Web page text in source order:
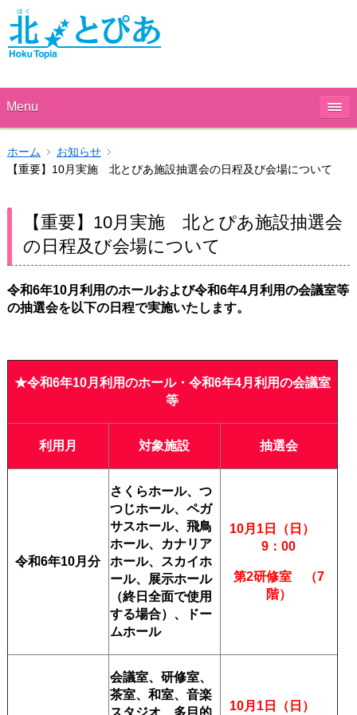
Menu
ホーム
お知らせ
【重要】10月実施 北とぴあ施設抽選会の日程及び会場について
【重要】10月実施 北とぴあ施設抽選会
の日程及び会場について
令和6年10月利用のホールおよび令和6年4月利用の会議室等
の抽選会を以下の日程で実施いたします。
★令和6年10月利用のホール・令和6年4月利用の会議室
等
利用月 対象施設 抽選会
令和6年10月分
さくらホール、つ
つじホール、ペガ
サスホール、飛鳥
ホール、カナリア
ホール、スカイホ
ール、展示ホール
（終日全面で使用
する場合）、ドー
ムホール
10月1日（日）
9：00
第2研修室 （7
階）
会議室、研修室、
茶室、和室、音楽
10月1日（日）